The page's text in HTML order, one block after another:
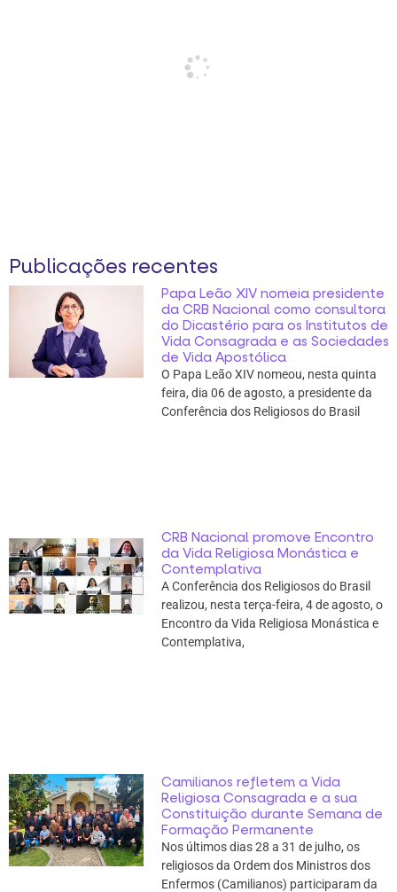
Publicações recentes
Papa Leão XIV nomeia presidente
da CRB Nacional como consultora
do Dicastério para os Institutos de
Vida Consagrada e as Sociedades
de Vida Apostólica
O Papa Leão XIV nomeou, nesta quinta
feira, dia 06 de agosto, a presidente da
Conferência dos Religiosos do Brasil
CRB Nacional promove Encontro
da Vida Religiosa Monástica e
Contemplativa
A Conferência dos Religiosos do Brasil
realizou, nesta terça-feira, 4 de agosto, o
Encontro da Vida Religiosa Monástica e
Contemplativa,
Camilianos refletem a Vida
Religiosa Consagrada e a sua
Constituição durante Semana de
Formação Permanente
Nos últimos dias 28 a 31 de julho, os
religiosos da Ordem dos Ministros dos
Enfermos (Camilianos) participaram da